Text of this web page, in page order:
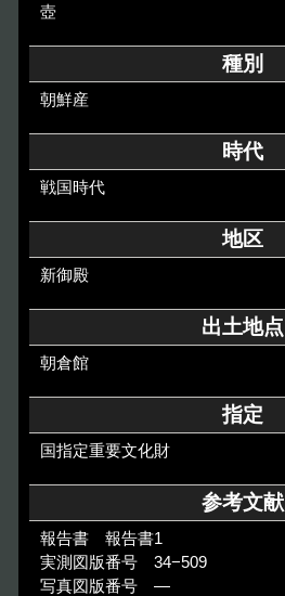
イベント
デジタルアーカイブ
壺
種別
朝鮮産
時代
戦国時代
地区
新御殿
出土地点
朝倉館
指定
国指定重要文化財
参考文献
報告書 報告書1
実測図版番号 34−509
写真図版番号 ―